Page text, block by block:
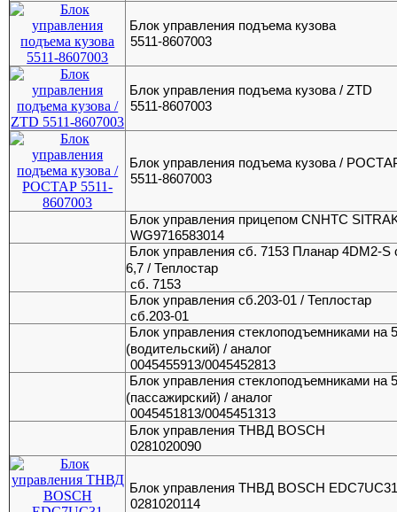
Блок управления подъема кузова
5511-8607003
Блок управления подъема кузова / ZTD
5511-8607003
Блок управления подъема кузова /
5511-8607003
Блок управления прицепом CNHTC
WG9716583014
Блок управления сб. 7153 Планар 4DM2-S
6,7 / Теплостар
сб. 7153
Блок управления сб.203-01 / Теплостар
сб.203-01
Блок управления стеклоподъемниками на
(водительский) / аналог
0045455913/0045452813
Блок управления стеклоподъемниками на
(пассажирский) / аналог
0045451813/0045451313
Блок управления ТНВД BOSCH
0281020090
Блок управления ТНВД BOSCH
0281020114